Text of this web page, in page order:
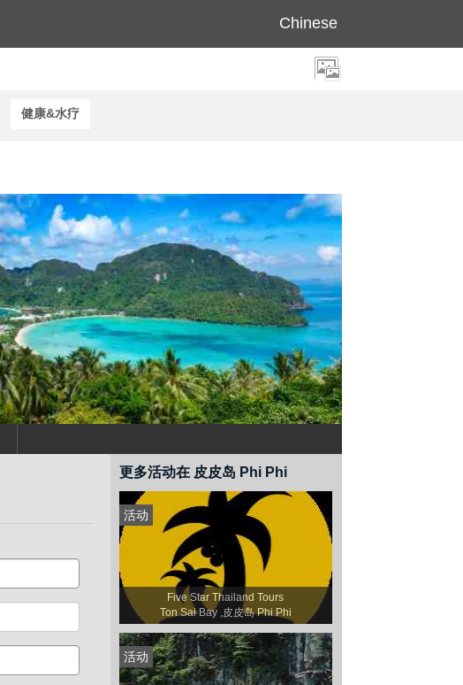
Chinese
健康&水疗
更多活动在 皮皮岛 Phi Phi
活动
Five Star Thailand Tours
Ton Sai Bay ,皮皮岛 Phi Phi
活动